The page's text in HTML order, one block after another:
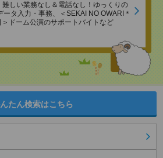
難しい業務なし＆電話なし！ゆっくりの
ータ入力・事務、＜SEKAI NO OWARI＊
ドーム公演のサポートバイトなど
たん検索はこちら